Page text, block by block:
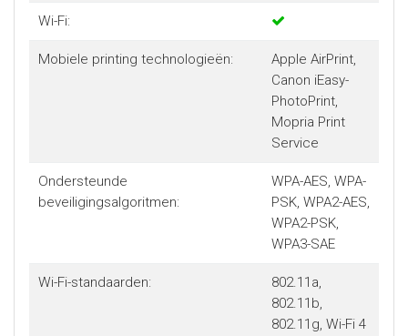
Wi-Fi:
Mobiele printing technologieën:
Apple AirPrint,
Canon iEasy-
PhotoPrint,
Mopria Print
Service
Ondersteunde
beveiligingsalgoritmen:
WPA-AES, WPA-
PSK, WPA2-AES,
WPA2-PSK,
WPA3-SAE
Wi-Fi-standaarden:
802.11a,
802.11b,
802.11g, Wi-Fi 4